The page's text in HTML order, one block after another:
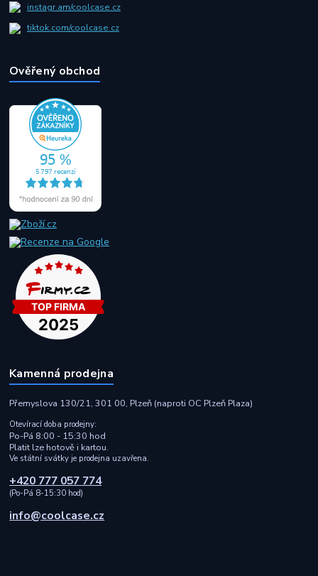
instagr.am/coolcase.cz
tiktok.com/coolcase.cz
Ověřený obchod
Kamenná prodejna
Přemyslova 130/21, 301 00, Plzeň (naproti OC Plzeň Plaza)
Otevírací doba prodejny:
Po-Pá 8:00 - 15:30 hod
Platit lze hotově i kartou.
Ve státní svátky je prodejna uzavřena.
+420 777 057 774
(Po-Pá 8-15:30 hod)
info@coolcase.cz